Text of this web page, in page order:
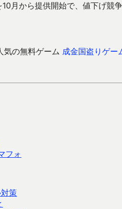
月から提供開始で、値下げ競
気の無料ゲーム 成金国盗りゲー
フォ
策